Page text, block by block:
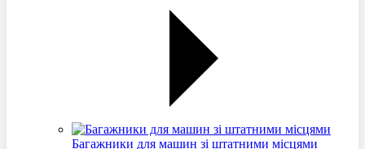
Багажники для машин зі штатними місцями